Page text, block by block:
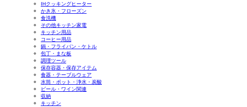
IHクッキングヒーター
かき氷・フローズン
食洗機
その他キッチン家電
キッチン用品
コーヒー用品
鍋・フライパン・ケトル
包丁・まな板
調理ツール
保存容器・保存アイテム
食器・テーブルウェア
水筒・ポット・浄水・炭酸
ビール・ワイン関連
収納
キッチン